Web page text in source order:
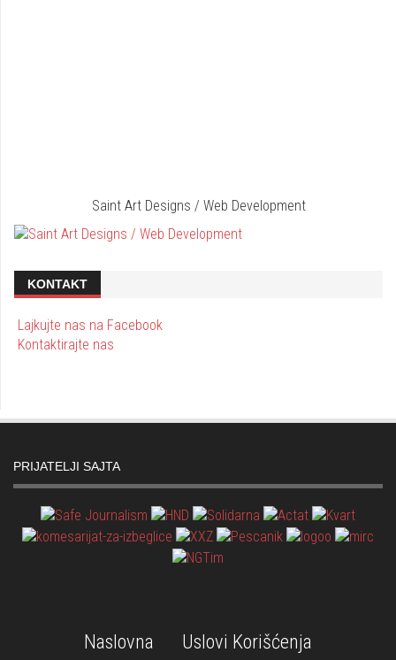
Saint Art Designs / Web Development
KONTAKT
Lajkujte nas na Facebook
Kontaktirajte nas
PRIJATELJI SAJTA
Naslovna Uslovi Korišćenja